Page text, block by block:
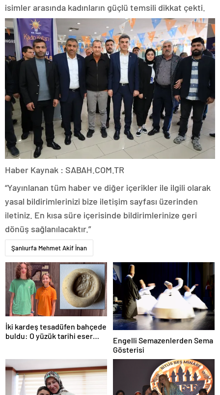
isimler arasında kadınların güçlü temsili dikkat çekti.
Haber Kaynak : SABAH.COM.TR
“Yayınlanan tüm haber ve diğer içerikler ile ilgili olarak
yasal bildirimlerinizi bize iletişim sayfası üzerinden
iletiniz. En kısa süre içerisinde bildirimlerinize geri
dönüş sağlanılacaktır.”
Şanlıurfa Mehmet Akif İnan
İki kardeş tesadüfen bahçede
buldu: O yüzük tarihi eser
Engelli Semazenlerden Sema
Gösterisi